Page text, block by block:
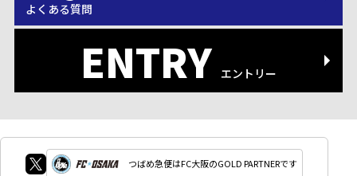
よくある質問
エントリー
つばめ急便はFC大阪のGOLD PARTNERです